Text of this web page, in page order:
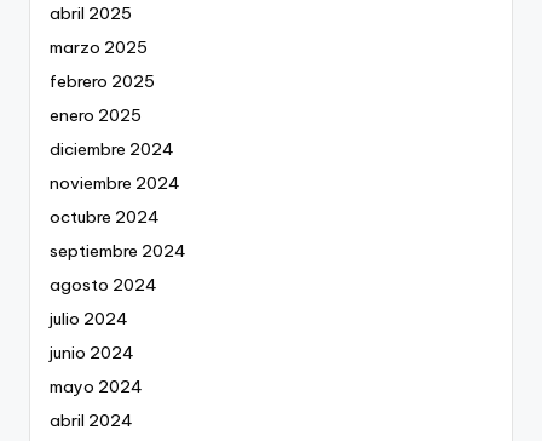
abril 2025
marzo 2025
febrero 2025
enero 2025
diciembre 2024
noviembre 2024
octubre 2024
septiembre 2024
agosto 2024
julio 2024
junio 2024
mayo 2024
abril 2024